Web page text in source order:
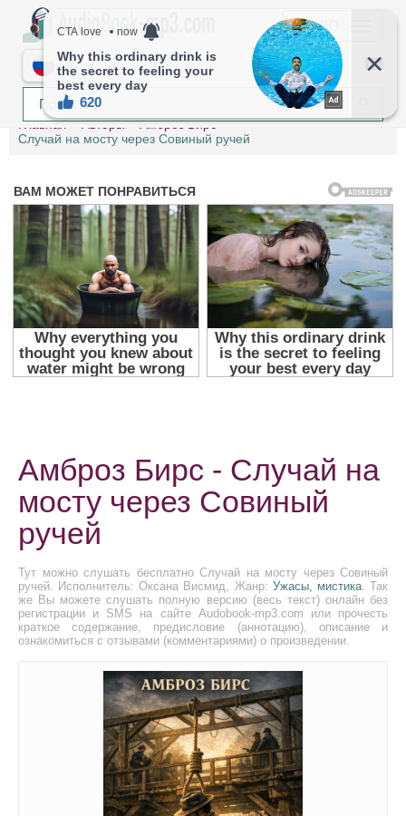
МЕНЮ
RU
Главная Авторы
Амброз Бирс
Случай на мосту через Совиный ручей
Амброз Бирс - Случай на
мосту через Совиный
ручей
Тут можно слушать бесплатно Случай на мосту через Совиный
ручей. Исполнитель: Оксана Висмид, Жанр: Ужасы, мистика. Так
же Вы можете слушать полную версию (весь текст) онлайн без
регистрации и SMS на сайте Audobook-mp3.com или прочесть
краткое содержание, предисловие (аннотацию), описание и
ознакомиться с отзывами (комментариями) о произведении.